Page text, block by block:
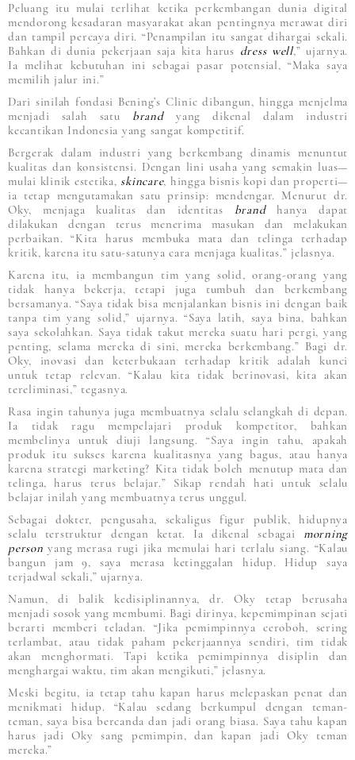
Peluang itu mulai terlihat ketika perkembangan dunia digital
mendorong kesadaran masyarakat akan pentingnya merawat diri
dan tampil percaya diri. “Penampilan itu sangat dihargai sekali.
Bahkan di dunia pekerjaan saja kita harus dress well,” ujarnya.
Ia melihat kebutuhan ini sebagai pasar potensial, “Maka saya
memilih jalur ini.”
Dari sinilah fondasi Bening’s Clinic dibangun, hingga menjelma
menjadi salah satu brandyang dikenal dalam industri
kecantikan Indonesia yang sangat kompetitif.
Bergerak dalam industri yang berkembang dinamis menuntut
kualitas dan konsistensi. Dengan lini usaha yang semakin luas—
mulai klinik estetika, skincare, hingga bisnis kopi dan properti—
ia tetap mengutamakan satu prinsip: mendengar. Menurut dr.
Oky, menjaga kualitas dan identitas brandhanya dapat
dilakukan dengan terus menerima masukan dan melakukan
perbaikan. “Kita harus membuka mata dan telinga terhadap
kritik, karena itu satu-satunya cara menjaga kualitas.” jelasnya.
Karena itu, ia membangun tim yang solid, orang-orang yang
tidak hanya bekerja, tetapi juga tumbuh dan berkembang
bersamanya. “Saya tidak bisa menjalankan bisnis ini dengan baik
tanpa tim yang solid,” ujarnya. “Saya latih, saya bina, bahkan
saya sekolahkan. Saya tidak takut mereka suatu hari pergi, yang
penting, selama mereka di sini, mereka berkembang.” Bagi dr.
Oky, inovasi dan keterbukaan terhadap kritik adalah kunci
untuk tetap relevan. “Kalau kita tidak berinovasi, kita akan
tereliminasi,” tegasnya.
Rasa ingin tahunya juga membuatnya selalu selangkah di depan.
Ia tidak ragu mempelajari produk kompetitor, bahkan
membelinya untuk diuji langsung. “Saya ingin tahu, apakah
produk itu sukses karena kualitasnya yang bagus, atau hanya
karena strategi marketing? Kita tidak boleh menutup mata dan
telinga, harus terus belajar.” Sikap rendah hati untuk selalu
belajar inilah yang membuatnya terus unggul.
Sebagai dokter, pengusaha, sekaligus figur publik, hidupnya
selalu terstruktur dengan ketat. Ia dikenal sebagai morning
person yang merasa rugi jika memulai hari terlalu siang. “Kalau
bangun jam 9, saya merasa ketinggalan hidup. Hidup saya
terjadwal sekali,” ujarnya.
Namun, di balik kedisiplinannya, dr. Oky tetap berusaha
menjadi sosok yang membumi. Bagi dirinya, kepemimpinan sejati
berarti memberi teladan. “Jika pemimpinnya ceroboh, sering
terlambat, atau tidak paham pekerjaannya sendiri, tim tidak
akan menghormati. Tapi ketika pemimpinnya disiplin dan
menghargai waktu, tim akan mengikuti,” jelasnya.
Meski begitu, ia tetap tahu kapan harus melepaskan penat dan
menikmati hidup. “Kalau sedang berkumpul dengan teman-
teman, saya bisa bercanda dan jadi orang biasa. Saya tahu kapan
harus jadi Oky sang pemimpin, dan kapan jadi Oky teman
mereka.”